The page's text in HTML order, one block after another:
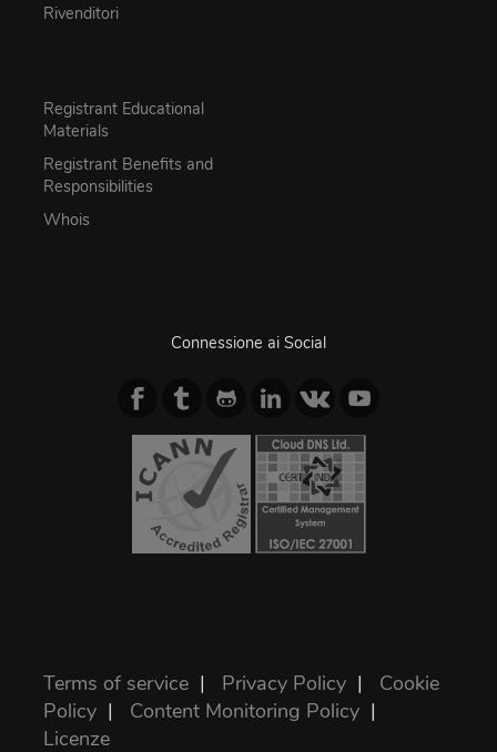
Rivenditori
Registrant Educational
Materials
Registrant Benefits and
Responsibilities
Whois
Connessione ai Social
Terms of service | Privacy Policy | Cookie
Policy | Content Monitoring Policy |
Licenze